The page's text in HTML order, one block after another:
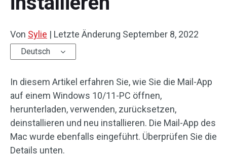
Von Sylie | Letzte Änderung September 8, 2022
Deutsch
In diesem Artikel erfahren Sie, wie Sie die Mail-App
auf einem Windows 10/11-PC öffnen,
herunterladen, verwenden, zurücksetzen,
deinstallieren und neu installieren. Die Mail-App des
Mac wurde ebenfalls eingeführt. Überprüfen Sie die
Details unten.